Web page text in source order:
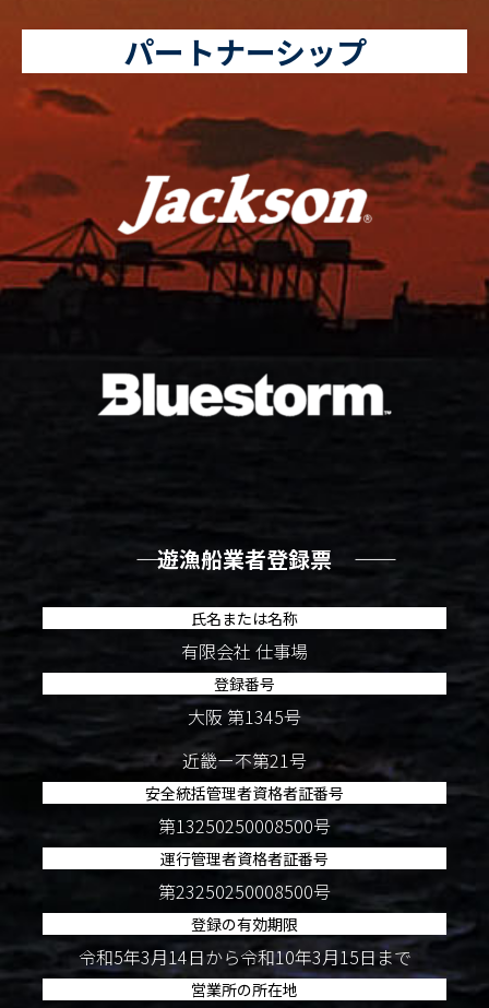
パートナーシップ
―― 遊漁船業者登録票 ――
氏名または名称
有限会社 仕事場
登録番号
大阪 第1345号
近畿ー不第21号
安全統括管理者資格者証番号
第13250250008500号
運行管理者資格者証番号
第23250250008500号
登録の有効期限
令和5年3月14日から令和10年3月15日まで
営業所の所在地